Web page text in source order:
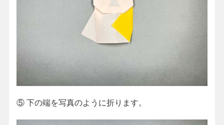
⑤ 下の端を写真のように折ります。